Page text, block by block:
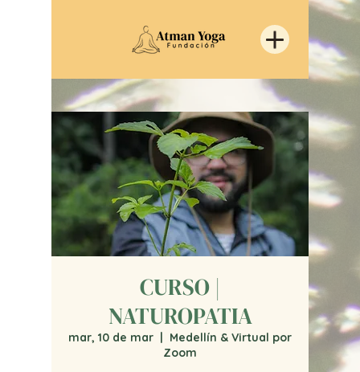
CURSO |
NATUROPATIA
mar, 10 de mar
  |
Medellín & Virtual por
Zoom